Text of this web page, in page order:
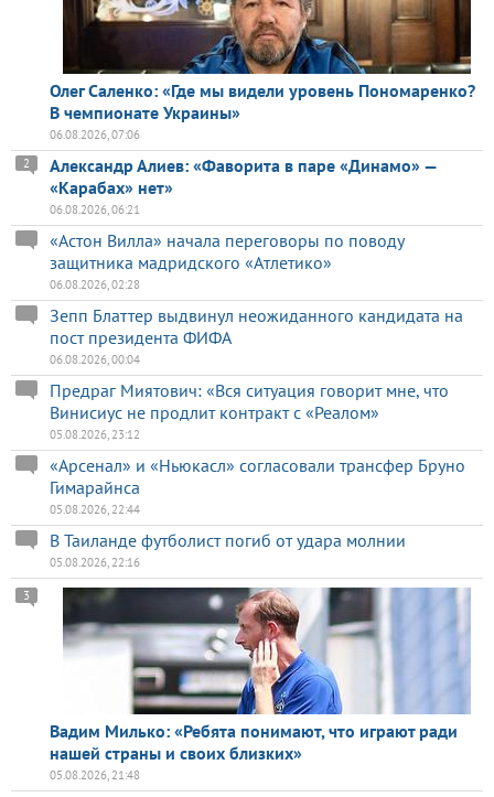
Олег Саленко: «Где мы видели уровень Пономаренко?
В чемпионате Украины»
06.08.2026, 07:06
Александр Алиев: «Фаворита в паре «Динамо» —
«Карабах» нет»
2
06.08.2026, 06:21
«Астон Вилла» начала переговоры по поводу
защитника мадридского «Атлетико»
06.08.2026, 02:28
Зепп Блаттер выдвинул неожиданного кандидата на
пост президента ФИФА
06.08.2026, 00:04
Предраг Миятович: «Вся ситуация говорит мне, что
Винисиус не продлит контракт с «Реалом»
05.08.2026, 23:12
«Арсенал» и «Ньюкасл» согласовали трансфер Бруно
Гимарайнса
05.08.2026, 22:44
В Таиланде футболист погиб от удара молнии
05.08.2026, 22:16
Вадим Милько: «Ребята понимают, что играют ради
нашей страны и своих близких»
3
05.08.2026, 21:48